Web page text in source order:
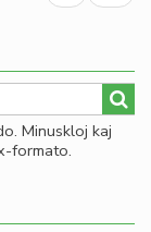
page
page
Minuskloj kaj
formato.